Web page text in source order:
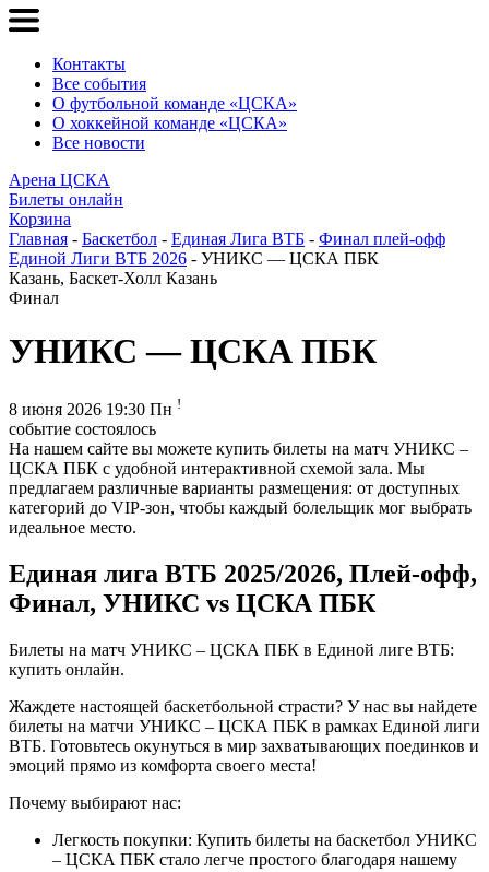
Контакты
Все события
О футбольной команде «ЦСКА»
О хоккейной команде «ЦСКА»
Все новости
Арена ЦСКА
Билеты онлайн
Корзина
Главная - Баскетбол - Единая Лига ВТБ - Финал плей-офф
Единой Лиги ВТБ 2026 - УНИКС — ЦСКА ПБК
Казань, Баскет-Холл Казань
Финал
УНИКС — ЦСКА ПБК
8 июня 2026 19:30 Пн !
событие состоялось
На нашем сайте вы можете купить билеты на матч УНИКС –
ЦСКА ПБК с удобной интерактивной схемой зала. Мы
предлагаем различные варианты размещения: от доступных
категорий до VIP-зон, чтобы каждый болельщик мог выбрать
идеальное место.
Единая лига ВТБ 2025/2026, Плей-офф,
Финал, УНИКС vs ЦСКА ПБК
Билеты на матч УНИКС – ЦСКА ПБК в Единой лиге ВТБ:
купить онлайн.
Жаждете настоящей баскетбольной страсти? У нас вы найдете
билеты на матчи УНИКС – ЦСКА ПБК в рамках Единой лиги
ВТБ. Готовьтесь окунуться в мир захватывающих поединков и
эмоций прямо из комфорта своего места!
Почему выбирают нас:
Легкость покупки: Купить билеты на баскетбол УНИКС
– ЦСКА ПБК стало легче простого благодаря нашему